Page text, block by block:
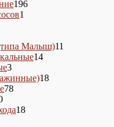
196196
1
Малыш)11
1414
33
товара 1818
7878
10
товаров
1818